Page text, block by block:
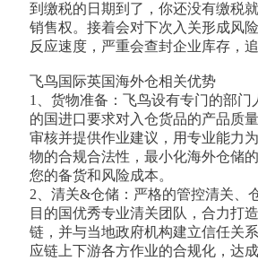
到缴税的日期到了，你还没有缴税
销售权。接着会对下次入关形成风
反应速度，严重会查封企业库存，
飞鸟国际英国海外仓相关优势
1、货物准备：飞鸟设有专门的部门
的国进口要求对入仓货品的产品质
审核并提供作业建议，用专业能力
物的合规合法性，最小化海外仓储
您的备货和风险成本。
2、清关&仓储：严格的管控清关、
目的国优秀专业清关团队，合力打
链，并与当地政府机构建立信任关
应链上下游各方作业的合规化，达